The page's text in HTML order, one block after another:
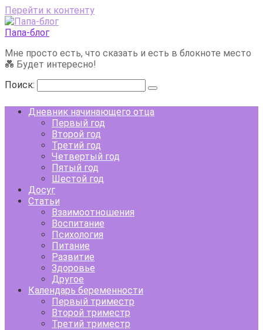
Перейти к контенту
Папа-блог
Мне просто есть, что сказать и есть в блокноте место
💑 Будет интересно!
Поиск:
Дневник начинающего отца
Первый год
Второй год
Третий год
Четвертый год
Пятый год
Шестой год
Досуг
Статьи
Взаимоотношения
Воспитание
Психология
Питание
Развитие
Здоровье
Другое
Календарь беременности
Первый триместр
Второй триместр
Третий триместр